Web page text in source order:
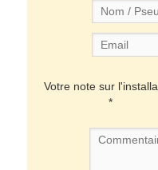
Votre note sur
*